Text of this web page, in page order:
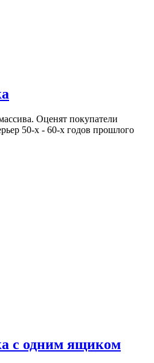
Оценят покупатели
50-х - 60-х годов прошлого
с одним ящиком